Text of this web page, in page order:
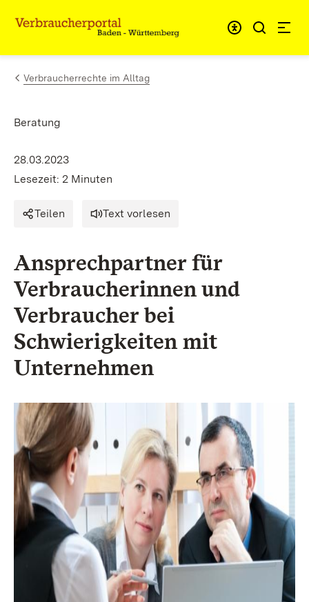
Zum Inhalt springen
Link zur Startseite
Verbraucherrechte im Alltag
Beratung
28.03.2023
Lesezeit: 2 Minuten
Teilen Text vorlesen
Ansprechpartner für
Verbraucherinnen und
Verbraucher bei
Schwierigkeiten mit
Unternehmen